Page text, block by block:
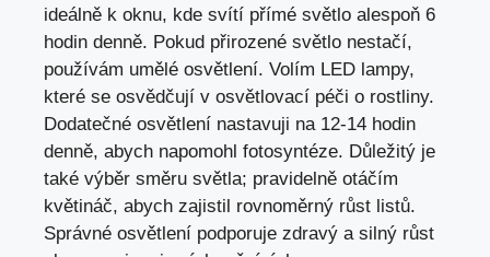
ideálně k oknu, kde svítí přímé světlo alespoň 6
hodin denně. Pokud přirozené světlo nestačí,
používám umělé osvětlení. Volím LED lampy,
které se osvědčují v osvětlovací péči o rostliny.
Dodatečné osvětlení nastavuji na 12-14 hodin
denně, abych napomohl fotosyntéze. Důležitý je
také výběr směru světla; pravidelně otáčím
květináč, abych zajistil rovnoměrný růst listů.
Správné osvětlení podporuje zdravý a silný růst